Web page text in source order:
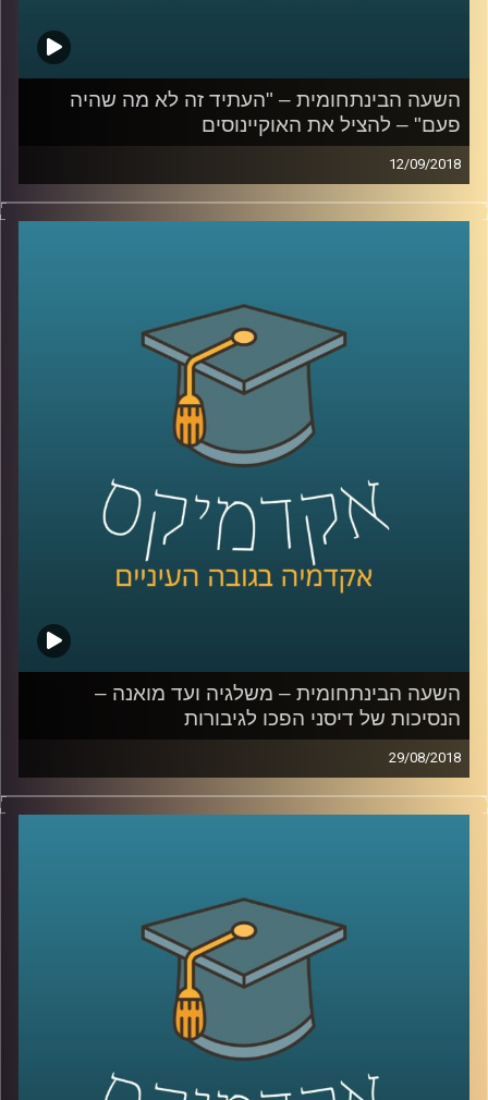
השעה הבינתחומית – "העתיד זה לא מה שהיה
פעם" – להציל את האוקיינוסים
12/09/2018
רוב כוכב הלכת שלנו מכוסה במים והאוקיינוסים
האקלים, דרך המסעות באמצעותם גילו בני
האדם את כדור הארץ, עד נתיבי מסחר
ומלחמה, שטחים חקלאיים ודגה. פרופסור יואב
יאיר מתאר את הנזקים שאנו גורמים
לאוקיינוסים, מסביר על הסכנות הטמונות בכך
וגם – מה עלינו לעשות בכדי להימנע מהיום בו
נשחה בים של מדוזות ופלסטיק?
AudioVersity
השעה הבינתחומית – משלגיה ועד מואנה –
הנסיכות של דיסני הפכו לגיבורות
29/08/2018
רבים מאתנו גדלו על שלגיה, היפה והחיה, ספר
בעלילה ולסטריאוטיפיים דרכם מעצבים את
סיפורי האהבה והזוגיות? גיל מרקוביץ' סוקרת
עשרות שנים של סרטים, עומדת על השינויים
שחלו לאורך השנים ומתארת כיצד המסרים
הללו נקלטים בעיניהם של ילדים
קרדיט תמונות: AudioVersity